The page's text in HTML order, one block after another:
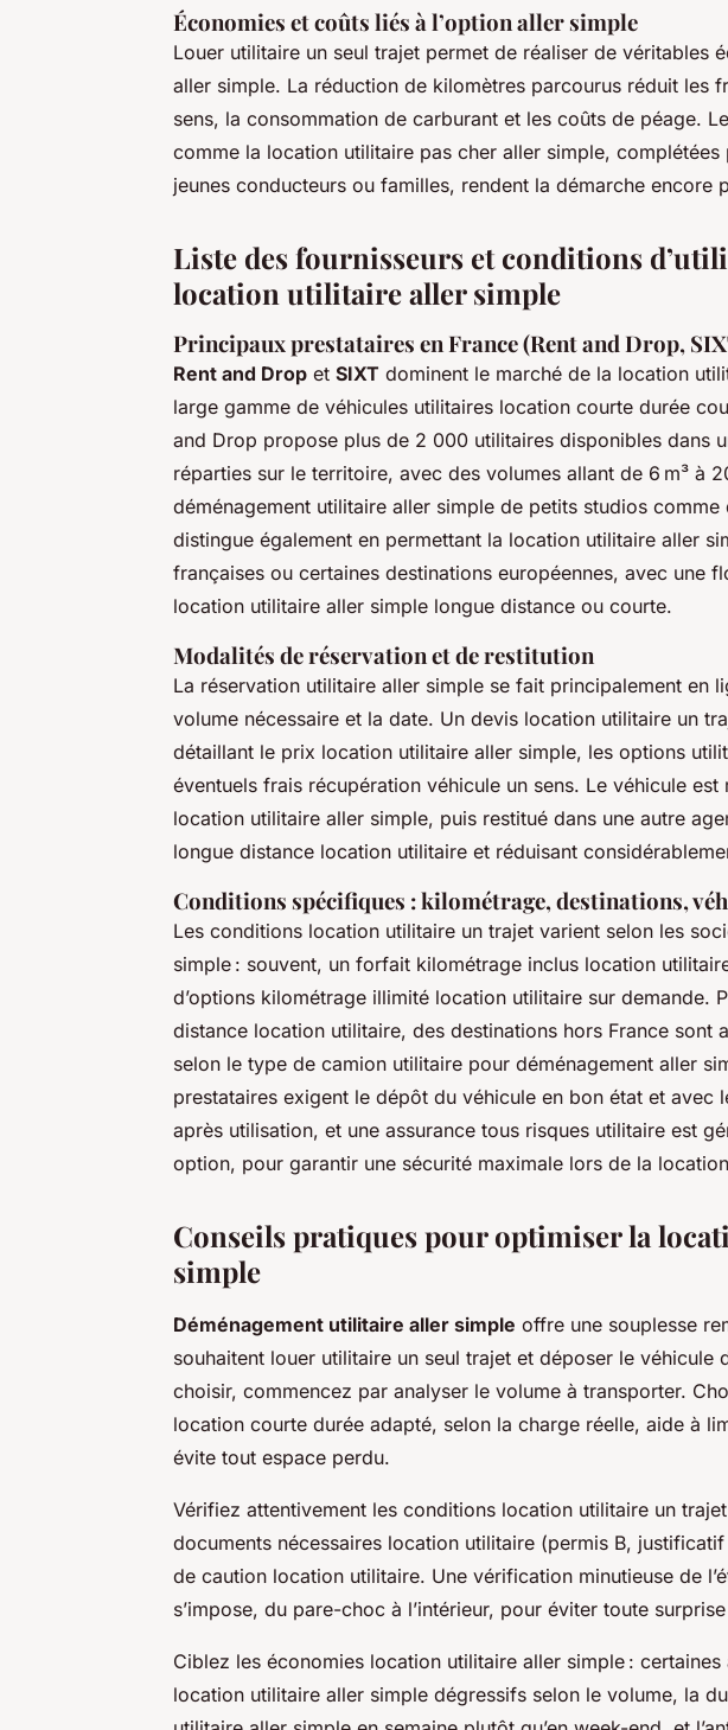
Économies et coûts liés à l’option aller simple
Louer utilitaire un seul trajet permet de réaliser de véritables
aller simple. La réduction de kilomètres parcourus réduit les
sens, la consommation de carburant et les coûts de péage.
comme la location utilitaire pas cher aller simple,
jeunes conducteurs ou familles, rendent la démarche encore
Liste des fournisseurs et conditions
location utilitaire aller simple
Principaux prestataires en France (Rent and Drop,
Rent and Drop et SIXT dominent le marché de la location
large gamme de véhicules utilitaires location courte durée
and Drop propose plus de 2 000 utilitaires disponibles dans
réparties sur le territoire, avec des volumes allant de 6 m³ à
déménagement utilitaire aller simple de petits studios comme
distingue également en permettant la location utilitaire aller
françaises ou certaines destinations européennes, avec une
location utilitaire aller simple longue distance ou courte.
Modalités de réservation et de restitution
La réservation utilitaire aller simple se fait principalement en
volume nécessaire et la date. Un devis location utilitaire un
détaillant le prix location utilitaire aller simple, les options
éventuels frais récupération véhicule un sens. Le véhicule est
location utilitaire aller simple, puis restitué dans une autre
longue distance location utilitaire et réduisant
Conditions spécifiques : kilométrage, destinations,
Les conditions location utilitaire un trajet varient selon les
simple : souvent, un forfait kilométrage inclus location
d’options kilométrage illimité location utilitaire sur demande.
distance location utilitaire, des destinations hors France sont
selon le type de camion utilitaire pour déménagement aller
prestataires exigent le dépôt du véhicule en bon état et avec
après utilisation, et une assurance tous risques utilitaire est
option, pour garantir une sécurité maximale lors de la
Conseils pratiques pour optimiser la
simple
Déménagement utilitaire aller simple offre une souplesse
souhaitent louer utilitaire un seul trajet et déposer le véhicule
choisir, commencez par analyser le volume à transporter.
location courte durée adapté, selon la charge réelle, aide à
évite tout espace perdu.
Vérifiez attentivement les conditions location utilitaire un
documents nécessaires location utilitaire (permis B,
de caution location utilitaire. Une vérification minutieuse de
s’impose, du pare-choc à l’intérieur, pour éviter toute
Ciblez les économies location utilitaire aller simple :
location utilitaire aller simple dégressifs selon le volume, la